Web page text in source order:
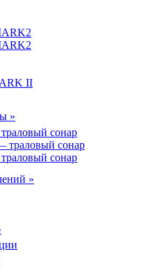
II
»
сонар
траловый сонар
сонар
»